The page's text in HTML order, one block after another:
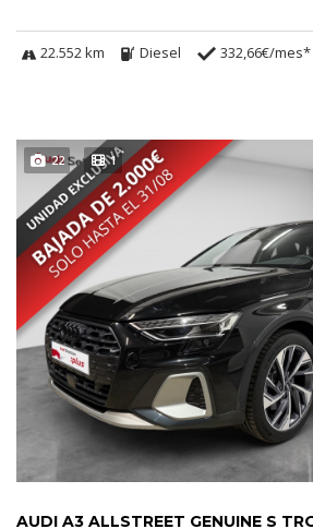
22.552 km Diesel 332,66€/mes*
22 1